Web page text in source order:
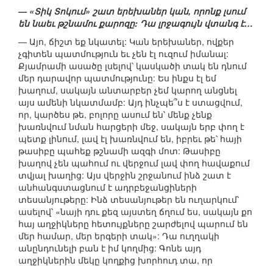
— «Տիկ Տոկում» շատ երեխաներ կան, որոնք լսում
են նաեւ թշնամու քարոզը: Դա լրջագույն վտանգ է…
— Այո, ճիշտ եք նկատել: Կան երեխաներ, ովքեր
չգիտեն պատմություն եւ չեն էլ ուզում իմանալ:
Քյամրամի ասածը լսելով՝ կասկածի տակ են դնում
մեր դարավոր պատմությունը: Ես ինքս էլ եմ
խաղում, սակայն անտարբեր չեմ կարող անցնել
այս ամենի նկատմամբ: Այդ ինչպե՞ս է ստացվում,
որ, կարծես թե, բոլորը ասում են՝ մենք չենք
խառնվում նման հարցերի մեջ, սակայն երբ փող է
պետք լինում, լավ էլ խառնվում են, իբրեւ թե՝ հայի
թասիբը պահեք թշնամի ազգի մոտ: Թասիբը
խաղով չեն պահում ու վերջում լավ փող հավաքում
տվյալ խաղից: Այս վերջին շրջանում ինձ շատ է
անհանգստացնում է ադրբեջանցիների
տեսանյութերը: Ինձ տեսանյութեր են ուղարկում՝
ասելով՝ «նայի դու քեզ այստեղ ճղում ես, սակայն քո
հայ աղջիկները հետույքները շարժելով պարում են
մեր համար, մեր երգերի տակ»: Դա ուղղակի
անընդունելի բան է իմ կողմից: Գոնե այդ
աղջիկներին մեկը կողքից խորհուդ տա, որ